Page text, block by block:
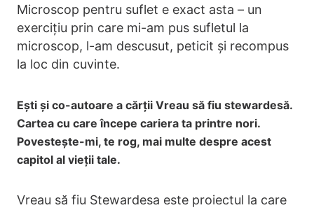
Microscop pentru suflet e exact asta – un
exercițiu prin care mi-am pus sufletul la
microscop, l-am descusut, peticit și recompus
la loc din cuvinte.
Ești și co-autoare a cărții Vreau să fiu stewardesă.
Cartea cu care începe cariera ta printre nori.
Povestește-mi, te rog, mai multe despre acest
capitol al vieții tale.
Vreau să fiu Stewardesa este proiectul la care